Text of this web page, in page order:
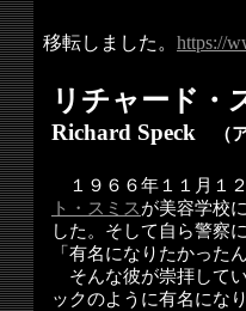
移転しました。 https://
リチャード・
Richard Speck （
１９６６年１１月１
ト・スミスが美容学校
した。そして自ら警察
「有名になりたかった
そんな彼が崇拝して
ックのように有名にな